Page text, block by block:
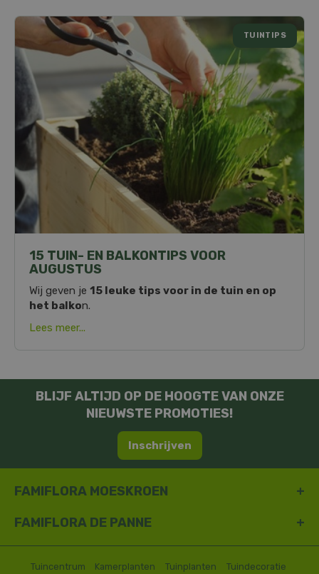
15 TUIN- EN BALKONTIPS VOOR
AUGUSTUS
TUINTIPS
Wij geven je 15 leuke tips voor in de tuin en op
het balkon.
Lees meer...
BLIJF ALTIJD OP DE HOOGTE VAN ONZE
NIEUWSTE PROMOTIES!
Inschrijven
FAMIFLORA MOESKROEN
FAMIFLORA DE PANNE
Tuincentrum Kamerplanten Tuinplanten Tuindecoratie